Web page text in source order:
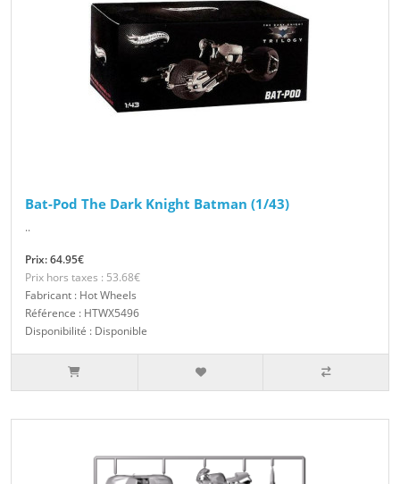
Bat-Pod The Dark Knight Batman (1/43)
..
Prix: 64.95€
Prix hors taxes : 53.68€
Fabricant : Hot Wheels
Référence : HTWX5496
Disponibilité : Disponible